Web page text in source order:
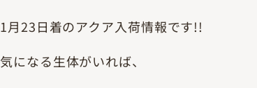
1月23日着のアクア入荷情報です!!
気になる生体がいれば、